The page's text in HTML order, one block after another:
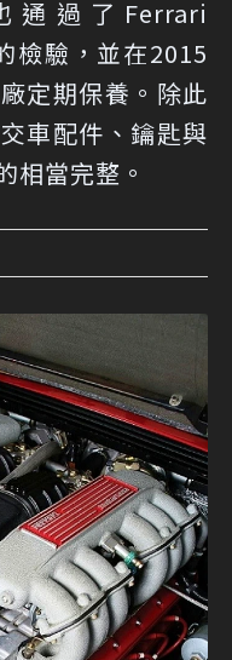
過了Ferrari
檢驗，並在2015
定期保養。除此
車配件、鑰匙與
相當完整。